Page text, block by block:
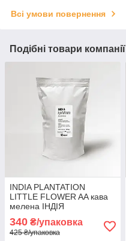
Всі умови повернення
Подібні товари компанії
INDIA PLANTATION
LITTLE FLOWER AA кава
мелена ІНДІЯ
ПЛАНТЕЙШН АА арабіка
250 г Свіжообсмажена
кава Моносорт
340 ₴/упаковка
425 ₴/упаковка